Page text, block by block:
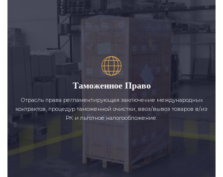
Таможенное Право
Отрасль права регламентирующая заключение международных
контрактов, процедур таможенной очистки, ввоз/вывоз товаров в/из
РК и льготное налогообложение.